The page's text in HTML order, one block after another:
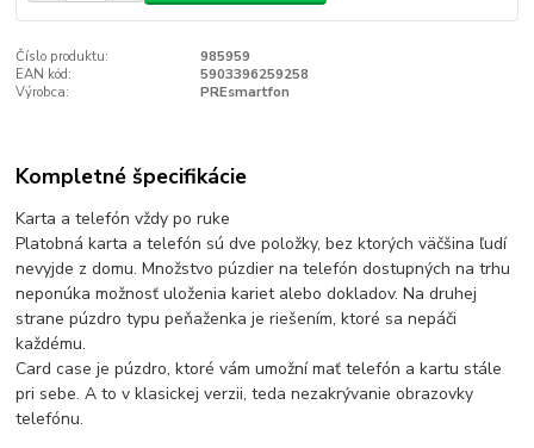
Číslo produktu:
985959
EAN kód:
5903396259258
Výrobca:
PREsmartfon
Kompletné špecifikácie
Karta a telefón vždy po ruke
Platobná karta a telefón sú dve položky, bez ktorých väčšina ľudí
nevyjde z domu. Množstvo púzdier na telefón dostupných na trhu
neponúka možnosť uloženia kariet alebo dokladov. Na druhej
strane púzdro typu peňaženka je riešením, ktoré sa nepáči
každému.
Card case je púzdro, ktoré vám umožní mať telefón a kartu stále
pri sebe. A to v klasickej verzii, teda nezakrývanie obrazovky
telefónu.